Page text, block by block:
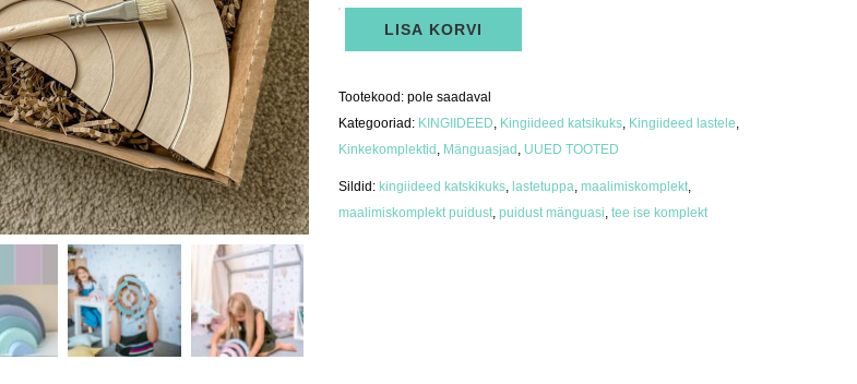
puidustLISA KORVI
Tootekood:pole saadaval
Kategooriad: KINGIIDEED Kingiideed katsikuks Kingiideed lastele
Kinkekomplektid Mänguasjad UUED TOOTED
Sildid:kingiideed katskikuks ,lastetuppa ,maalimiskomplekt
maalimiskomplekt puidust ,puidust mänguasi ,tee ise komplekt